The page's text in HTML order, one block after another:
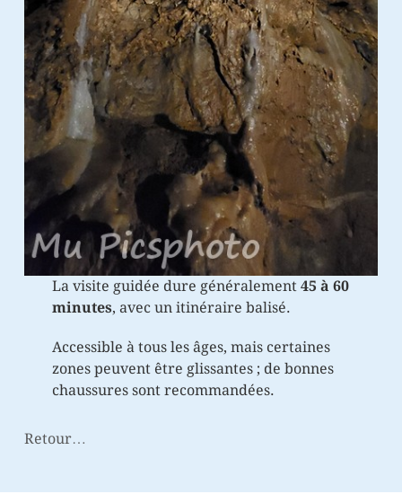
La visite guidée dure généralement45 à 60
minutes, avec un itinéraire balisé.
Accessible à tous les âges, mais certaines
zones peuvent être glissantes ; de bonnes
chaussures sont recommandées.
Retour…